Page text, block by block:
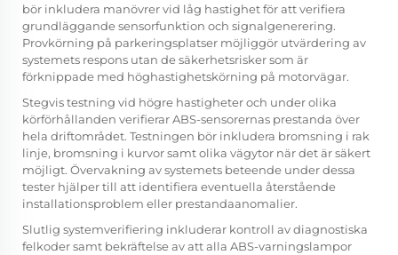
bör inkludera manövrer vid låg hastighet för att verifiera
grundläggande sensorfunktion och signalgenerering.
Provkörning på parkeringsplatser möjliggör utvärdering av
systemets respons utan de säkerhetsrisker som är
förknippade med höghastighetskörning på motorvägar.
Stegvis testning vid högre hastigheter och under olika
körförhållanden verifierar ABS-sensorernas prestanda över
hela driftområdet. Testningen bör inkludera bromsning i rak
linje, bromsning i kurvor samt olika vägytor när det är säkert
möjligt. Övervakning av systemets beteende under dessa
tester hjälper till att identifiera eventuella återstående
installationsproblem eller prestandaanomalier.
Slutlig systemverifiering inkluderar kontroll av diagnostiska
felkoder samt bekräftelse av att alla ABS-varningslampor